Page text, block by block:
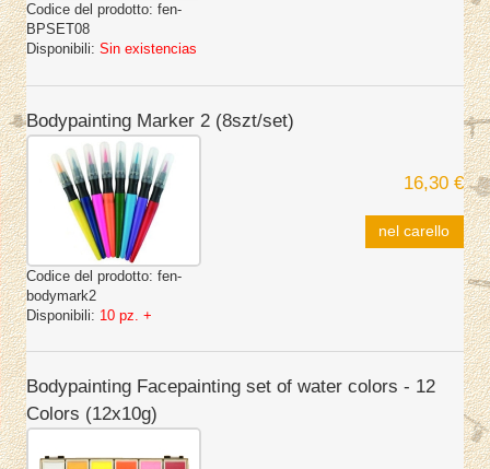
Codice del prodotto: fen-
BPSET08
Disponibili: Sin existencias
Bodypainting Marker 2 (8szt/set)
Codice del prodotto: fen-
bodymark2
Disponibili: 10 pz. +
16,30 €
nel carello
Bodypainting Facepainting set of water colors - 12
Colors (12x10g)